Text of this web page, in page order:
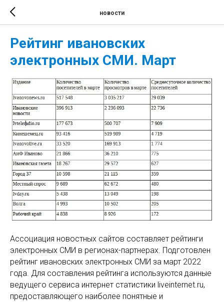
новости
Рейтинг ивановских
электронных СМИ. Март
Ассоциация новостных сайтов составляет рейтинги
электронных СМИ в регионах-партнерах. Подготовлен
рейтинг ивановских электронных СМИ за март 2022
года. Для составления рейтинга используются данные
ведущего сервиса интернет статистики liveinternet.ru,
предоставляющего наиболее понятные и